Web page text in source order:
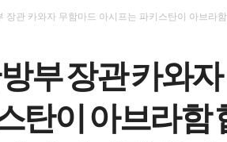
장관 카와자 무함마드 아시프는 파키스탄이 아브라
부 장관 카와
탄이 아브라함